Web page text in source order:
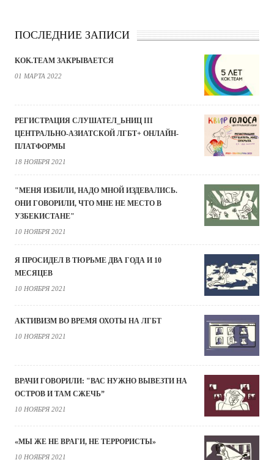
ПОСЛЕДНИЕ ЗАПИСИ
KOK.TEAM ЗАКРЫВАЕТСЯ
01 МАРТА 2022
РЕГИСТРАЦИЯ СЛУШАТЕЛ_ЬНИЦ III
ЦЕНТРАЛЬНО-АЗИАТСКОЙ ЛГБТ+ ОНЛАЙН-
ПЛАТФОРМЫ
18 НОЯБРЯ 2021
"МЕНЯ ИЗБИЛИ, НАДО МНОЙ ИЗДЕВАЛИСЬ.
ОНИ ГОВОРИЛИ, ЧТО МНЕ НЕ МЕСТО В
УЗБЕКИСТАНЕ"
10 НОЯБРЯ 2021
Я ПРОСИДЕЛ В ТЮРЬМЕ ДВА ГОДА И 10
МЕСЯЦЕВ
10 НОЯБРЯ 2021
АКТИВИЗМ ВО ВРЕМЯ ОХОТЫ НА ЛГБТ
10 НОЯБРЯ 2021
ВРАЧИ ГОВОРИЛИ: "ВАС НУЖНО ВЫВЕЗТИ НА
ОСТРОВ И ТАМ СЖЕЧЬ”
10 НОЯБРЯ 2021
«МЫ ЖЕ НЕ ВРАГИ, НЕ ТЕРРОРИСТЫ»
10 НОЯБРЯ 2021